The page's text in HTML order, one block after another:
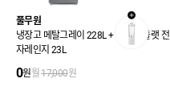
풀무원
냉장고 메탈그레이 228L + 무회전 플랫 전
자레인지 23L
0원월17,000원